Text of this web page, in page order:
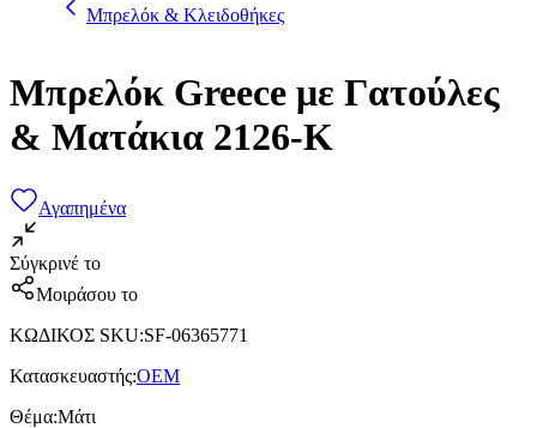
Μπρελόκ & Κλειδοθήκες
Μπρελόκ Greece με Γατούλες
& Ματάκια 2126-K
Αγαπημένα
Σύγκρινέ το
Μοιράσου το
ΚΩΔΙΚΟΣ SKU:SF-06365771
Κατασκευαστής:OEM
Θέμα:Μάτι